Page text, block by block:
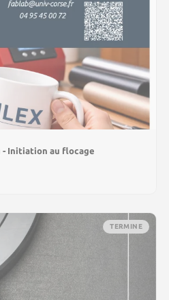
Initiation au flocage
TERMINE